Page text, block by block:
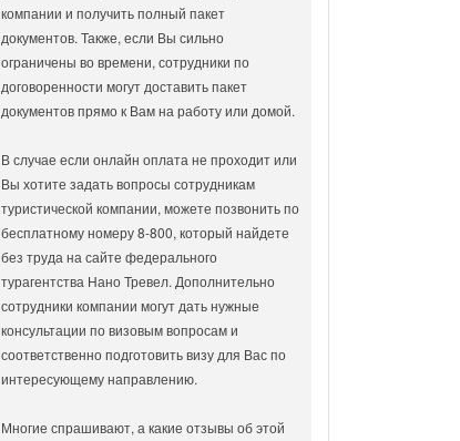
компании и получить полный пакет
документов. Также, если Вы сильно
ограничены во времени, сотрудники по
договоренности могут доставить пакет
документов прямо к Вам на работу или домой.
В случае если онлайн оплата не проходит или
Вы хотите задать вопросы сотрудникам
туристической компании, можете позвонить по
бесплатному номеру 8-800, который найдете
без труда на сайте федерального
турагентства Нано Тревел. Дополнительно
сотрудники компании могут дать нужные
консультации по визовым вопросам и
соответственно подготовить визу для Вас по
интересующему направлению.
Многие спрашивают, а какие отзывы об этой